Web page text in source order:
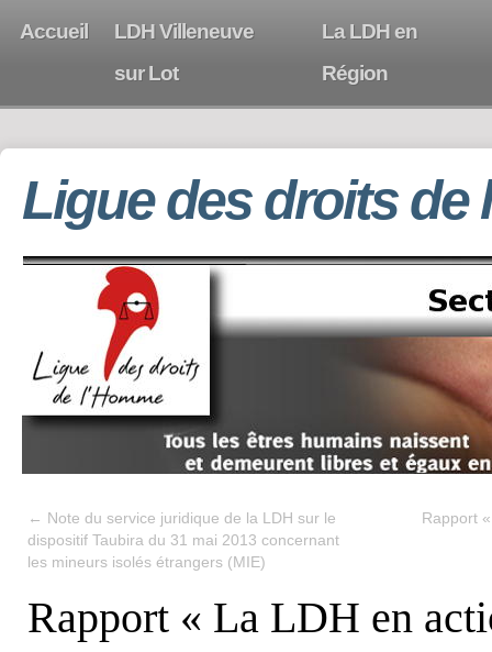
Accueil
LDH Villeneuve
sur Lot
La LDH en
Région
Ligue des droits de
← Note du service juridique de la LDH sur le
dispositif Taubira du 31 mai 2013 concernant
les mineurs isolés étrangers (MIE)
Rapport
Rapport « La LDH en